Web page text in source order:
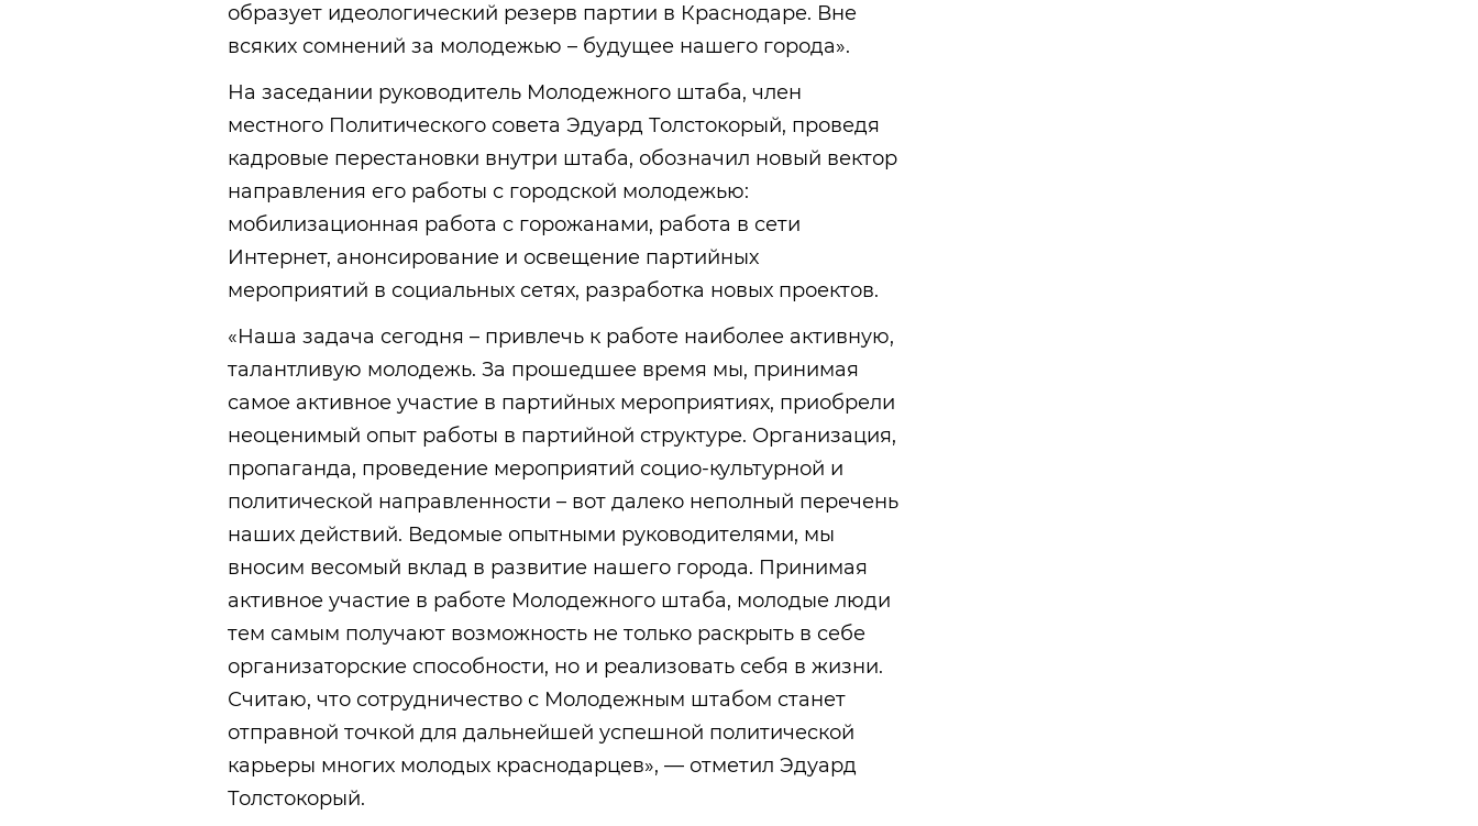
образует идеологический резерв партии в Краснодаре. Вне
всяких сомнений за молодежью – будущее нашего города».
На заседании руководитель Молодежного штаба, член
местного Политического совета Эдуард Толстокорый, проведя
кадровые перестановки внутри штаба, обозначил новый вектор
направления его работы с городской молодежью:
мобилизационная работа с горожанами, работа в сети
Интернет, анонсирование и освещение партийных
мероприятий в социальных сетях, разработка новых проектов.
«Наша задача сегодня – привлечь к работе наиболее активную,
талантливую молодежь. За прошедшее время мы, принимая
самое активное участие в партийных мероприятиях, приобрели
неоценимый опыт работы в партийной структуре. Организация,
пропаганда, проведение мероприятий социо-культурной и
политической направленности – вот далеко неполный перечень
наших действий. Ведомые опытными руководителями, мы
вносим весомый вклад в развитие нашего города. Принимая
активное участие в работе Молодежного штаба, молодые люди
тем самым получают возможность не только раскрыть в себе
организаторские способности, но и реализовать себя в жизни.
Считаю, что сотрудничество с Молодежным штабом станет
отправной точкой для дальнейшей успешной политической
карьеры многих молодых краснодарцев», — отметил Эдуард
Толстокорый.